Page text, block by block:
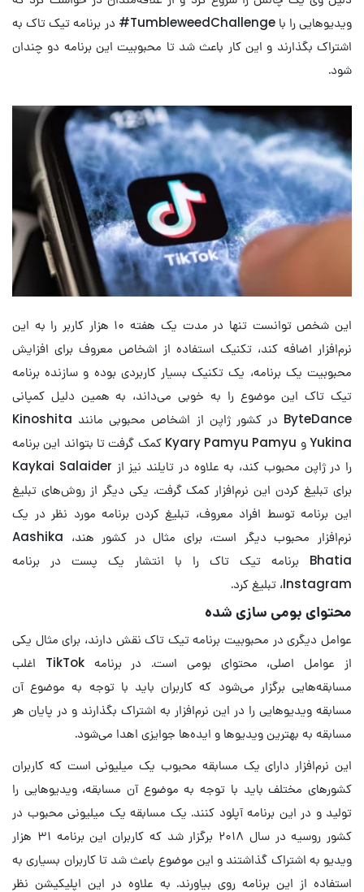
ویدیوهایی را با TumbleweedChallenge# در برنامه تیک تاک به
اشتراک بگذارند و این کار باعث شد تا محبوبیت این برنامه دو چندان
شود.
این شخص توانست تنها در مدت یک هفته ۱۰ هزار کاربر را به این
نرم‌افزار اضافه کند، تکنیک استفاده از اشخاص معروف برای افزایش
محبوبیت یک برنامه، یک تکنیک بسیار کاربردی بوده و سازنده برنامه
تیک تاک این موضوع را به خوبی می‌داند، به همین دلیل کمپانی
ByteDance در کشور ژاپن از اشخاص محبوبی مانند Kinoshita
Yukina و Kyary Pamyu Pamyu کمک گرفت تا بتواند این برنامه
را در ژاپن محبوب کند، به علاوه در تایلند نیز از Kaykai Salaider
برای تبلیغ کردن این نرم‌افزار کمک گرفت. یکی دیگر از روش‌های تبلیغ
این برنامه توسط افراد معروف، تبلیغ کردن برنامه مورد نظر در یک
نرم‌افزار محبوب دیگر است، برای مثال در کشور هند، Aashika
Bhatia برنامه تیک تاک را با انتشار یک پست در برنامه
Instagram، تبلیغ کرد.
محتوای بومی سازی شده
عوامل دیگری در محبوبیت برنامه تیک تاک نقش دارند، برای مثال یکی
از عوامل اصلی، محتوای بومی است. در برنامه TikTok اغلب
مسابقه‌هایی برگزار می‌شود که کاربران باید با توجه به موضوع آن
مسابقه ویدیوهایی را در این نرم‌افزار به اشتراک بگذارند و در پایان هر
مسابقه به بهترین ویدیوها و ایده‌ها جوایزی اهدا می‌شود.
این نرم‌افزار دارای یک مسابقه محبوب یک میلیونی است که کاربران
کشورهای مختلف باید با توجه به موضوع آن مسابقه، ویدیوهایی را
تولید و در این برنامه آپلود کنند. یک مسابقه یک میلیونی محبوب در
کشور روسیه در سال ۲۰۱۸ برگزار شد که کاربران این برنامه ۳۱ هزار
ویدیو به اشتراک گذاشتند و این موضوع باعث شد تا کاربران بسیاری به
استفاده از این برنامه روی بیاورند. به علاوه در این اپلیکیشن نظر